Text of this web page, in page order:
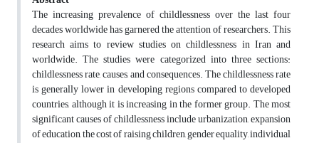
The increasing prevalence of childlessness over the last four
decades worldwide has garnered the attention of researchers. This
research aims to review studies on childlessness in Iran and
worldwide. The studies were categorized into three sections:
childlessness rate, causes, and consequences. The childlessness rate
is generally lower in developing regions compared to developed
countries, although it is increasing in the former group. The most
significant causes of childlessness include urbanization, expansion
of education, the cost of raising children, gender equality, individual